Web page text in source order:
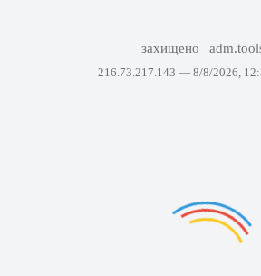
захищено
216.73.217.143 — 8/8/2026,